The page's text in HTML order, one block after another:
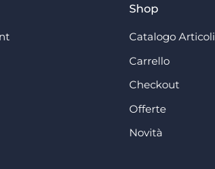
Shop
Catalogo Articoli
Carrello
Checkout
Offerte
Novità